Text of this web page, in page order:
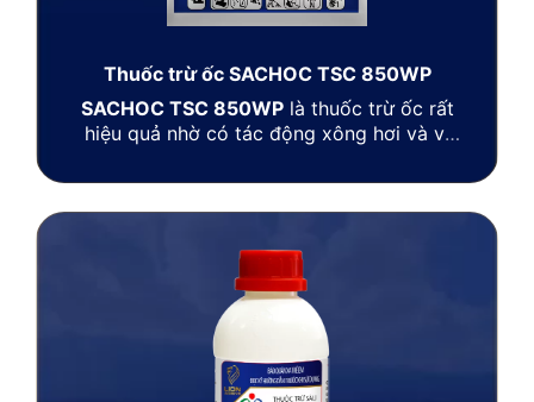
Thuốc trừ ốc SACHOC TSC 850WP
SACHOC TSC 850WPlà thuốc trừ ốc rất
hiệu quả nhờ có tác động xông hơi và vị
và tiêu hóa của ốc làm ức chế men hô hấp
và sự trao đổi chất nên tiêu diệt ốc nhanh
lan tỏa nhanh trong môi trường
nước, diệt triệt để ốc to, ốc nhỏ và cả
trứng ốc chỉ sau 1 lần phun thuốc, giảm
thiệt hại cho lúa ngay từ đầu.